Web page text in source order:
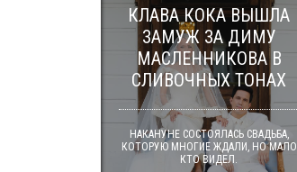
КЛАВА КОКА ВЫШЛА
ЗАМУЖ ЗА ДИМУ
МАСЛЕННИКОВА В
СЛИВОЧНЫХ ТОНАХ
НАКАНУНЕ СОСТОЯЛАСЬ СВАДЬБА,
КОТОРУЮ МНОГИЕ ЖДАЛИ, НО МАЛО
КТО ВИДЕЛ.